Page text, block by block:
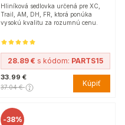
Hliníková sedlovka určená pre XC,
Trail, AM, DH, FR, ktorá ponúka
vysokú kvalitu za rozumnú cenu.
28.89 € s kódom: PARTS15
33.99 €
37.04 € Kúpiť
-38%